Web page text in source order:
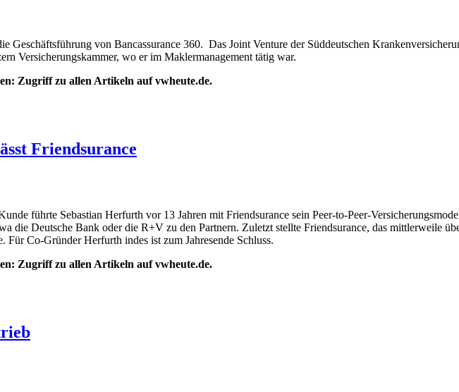
Geschäftsführung von Bancassurance 360. Das Joint Venture der Süddeutschen
Versicherungskammer, wo er im Maklermanagement tätig war.
Zugriff zu allen Artikeln auf vwheute.de.
Friendsurance
führte Sebastian Herfurth vor 13 Jahren mit Friendsurance sein Peer-to-Peer-
die Deutsche Bank oder die R+V zu den Partnern. Zuletzt stellte Friendsurance, das mittlerweile
Co-Gründer Herfurth indes ist zum Jahresende Schluss.
Zugriff zu allen Artikeln auf vwheute.de.